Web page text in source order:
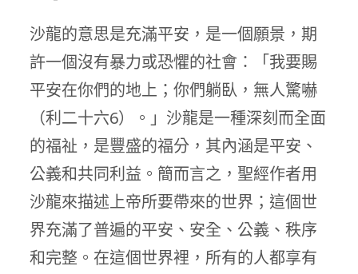
沙龍的意思是充滿平安，是一個願景，期
許一個沒有暴力或恐懼的社會：「我要賜
平安在你們的地上；你們躺臥，無人驚嚇
（利二十六6）。」沙龍是一種深刻而全面
的福祉，是豐盛的福分，其內涵是平安、
公義和共同利益。簡而言之，聖經作者用
沙龍來描述上帝所要帶來的世界；這個世
界充滿了普遍的平安、安全、公義、秩序
和完整。在這個世界裡，所有的人都享有